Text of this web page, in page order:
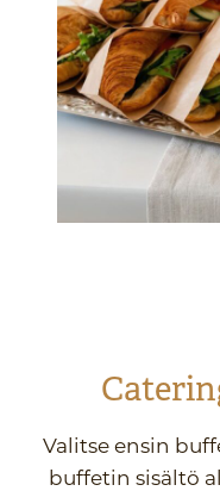
Valitse ensin
buffetin sisältö